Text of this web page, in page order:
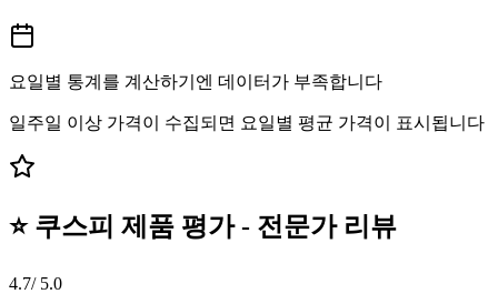
요일별 통계를 계산하기엔 데이터가 부족합니다
일주일 이상 가격이 수집되면 요일별 평균 가격이 표시됩니다
⭐ 쿠스피 제품 평가 - 전문가 리뷰
4.7/ 5.0